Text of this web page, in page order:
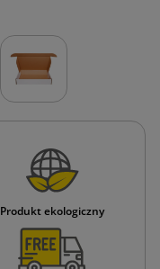
Produkt ekologiczny